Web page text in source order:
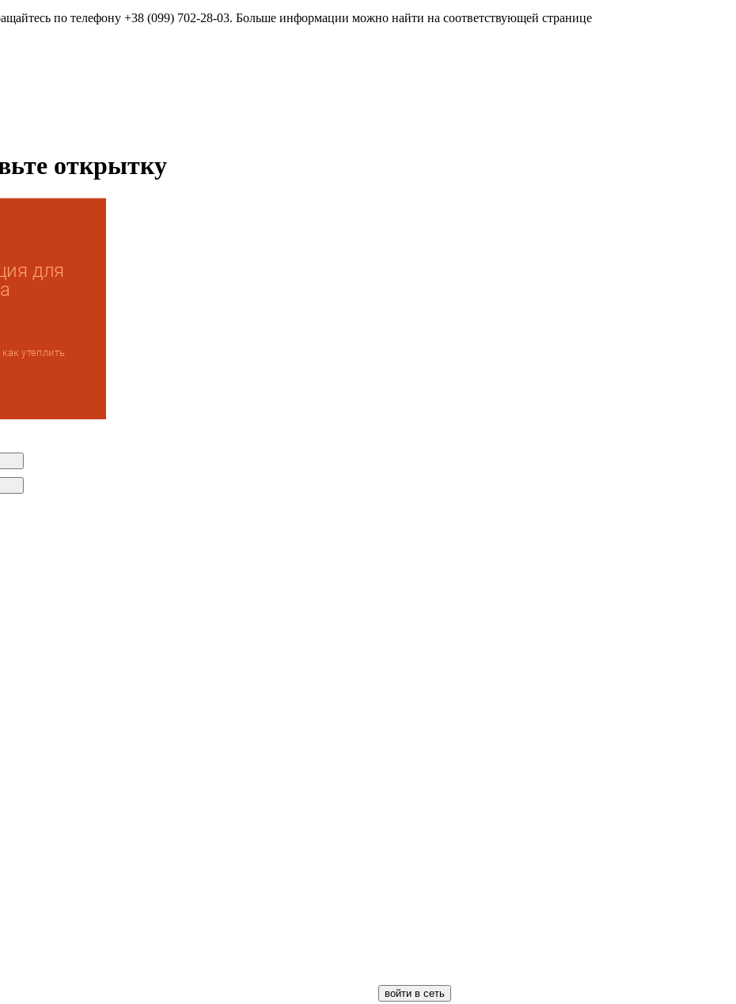
по телефону +38 (099) 702-28-03. Больше информации можно найти на соответствующей странице
открытку